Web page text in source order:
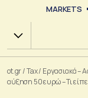
MARKETS
Χ.Α.
ot.gr/Tax/ Εργασιακά –
αύξηση 50 ευρώ – Τι